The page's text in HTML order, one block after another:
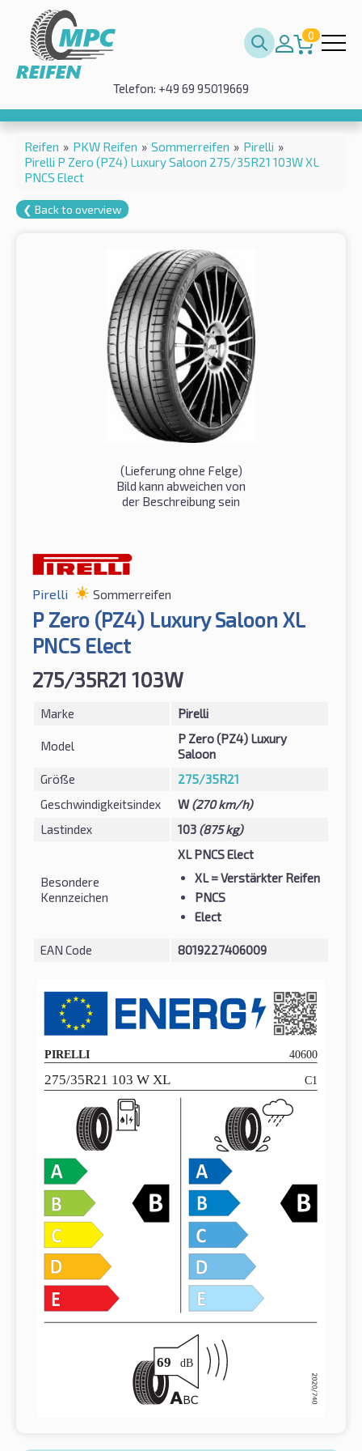
0
Telefon: +49 69 95019669
Reifen » PKW Reifen » Sommerreifen » Pirelli »
Pirelli P Zero (PZ4) Luxury Saloon 275/35R21 103W XL
PNCS Elect
❮ Back to overview
(Lieferung ohne Felge)
Bild kann abweichen von
der Beschreibung sein
Pirelli Sommerreifen
P Zero (PZ4) Luxury Saloon XL
PNCS Elect
275/35R21 103W
Marke Pirelli
Model
P Zero (PZ4) Luxury
Saloon
Größe
275/35R21
Geschwindigkeitsindex
W(270 km/h)
Lastindex
103 (875 kg)
Besondere
Kennzeichen
XL PNCS Elect
XL= Verstärkter Reifen
PNCS
Elect
EAN Code 8019227406009